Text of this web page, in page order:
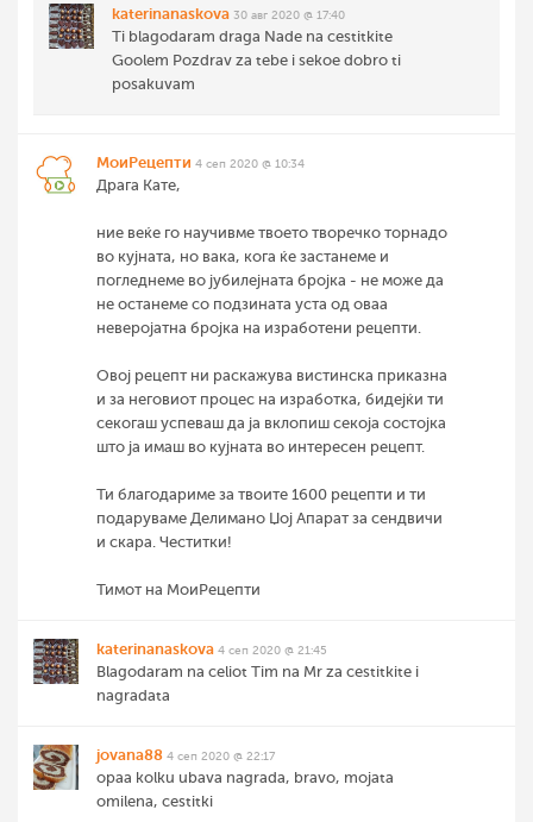
katerinanaskova 30 авг 2020 @ 17:40
Ti blagodaram draga Nade na cestitkite
Goolem Pozdrav za tebe i sekoe dobro ti
posakuvam
МоиРецепти 4 сеп 2020 @ 10:34
Драга Кате,
ние веќе го научивме твоето творечко торнадо
во кујната, но вака, кога ќе застанеме и
погледнеме во јубилејната бројка - не може да
не останеме со подзината уста од оваа
неверојатна бројка на изработени рецепти.
Овој рецепт ни раскажува вистинска приказна
и за неговиот процес на изработка, бидејќи ти
секогаш успеваш да ја вклопиш секоја состојка
што ја имаш во кујната во интересен рецепт.
Ти благодариме за твоите 1600 рецепти и ти
подаруваме Делимано Џој Апарат за сендвичи
и скара. Честитки!
Тимот на МоиРецепти
katerinanaskova 4 сеп 2020 @ 21:45
Blagodaram na celiot Tim na Mr za cestitkite i
nagradata
jovana88 4 сеп 2020 @ 22:17
opaa kolku ubava nagrada, bravo, mojata
omilena, cestitki